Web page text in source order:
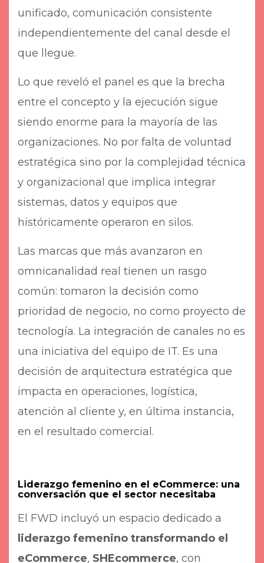
unificado, comunicación consistente
independientemente del canal desde el
que llegue.
Lo que reveló el panel es que la brecha
entre el concepto y la ejecución sigue
siendo enorme para la mayoría de las
organizaciones. No por falta de voluntad
estratégica sino por la complejidad técnica
y organizacional que implica integrar
sistemas, datos y equipos que
históricamente operaron en silos.
Las marcas que más avanzaron en
omnicanalidad real tienen un rasgo
común: tomaron la decisión como
prioridad de negocio, no como proyecto de
tecnología. La integración de canales no es
una iniciativa del equipo de IT. Es una
decisión de arquitectura estratégica que
impacta en operaciones, logística,
atención al cliente y, en última instancia,
en el resultado comercial.
Liderazgo femenino en el eCommerce: una
conversación que el sector necesitaba
El FWD incluyó un espacio dedicado a
liderazgo femenino transformando el
eCommerce, SHEcommerce, con